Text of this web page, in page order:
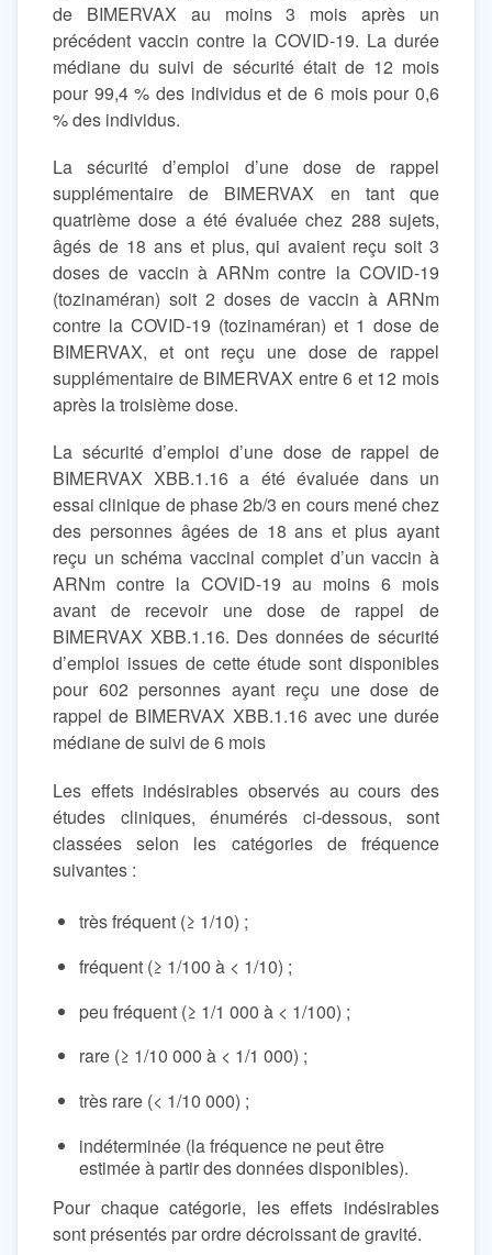
de BIMERVAX au moins 3 mois après un
précédent vaccin contre la COVID-19. La durée
médiane du suivi de sécurité était de 12 mois
pour 99,4 % des individus et de 6 mois pour 0,6
% des individus.
La sécurité d’emploi d’une dose de rappel
supplémentaire de BIMERVAX en tant que
quatrième dose a été évaluée chez 288 sujets,
âgés de 18 ans et plus, qui avaient reçu soit 3
doses de vaccin à ARNm contre la COVID-19
(tozinaméran) soit 2 doses de vaccin à ARNm
contre la COVID-19 (tozinaméran) et 1 dose de
BIMERVAX, et ont reçu une dose de rappel
supplémentaire de BIMERVAX entre 6 et 12 mois
après la troisième dose.
La sécurité d’emploi d’une dose de rappel de
BIMERVAX XBB.1.16 a été évaluée dans un
essai clinique de phase 2b/3 en cours mené chez
des personnes âgées de 18 ans et plus ayant
reçu un schéma vaccinal complet d’un vaccin à
ARNm contre la COVID-19 au moins 6 mois
avant de recevoir une dose de rappel de
BIMERVAX XBB.1.16. Des données de sécurité
d’emploi issues de cette étude sont disponibles
pour 602 personnes ayant reçu une dose de
rappel de BIMERVAX XBB.1.16 avec une durée
médiane de suivi de 6 mois
Les effets indésirables observés au cours des
études cliniques, énumérés ci-dessous, sont
classées selon les catégories de fréquence
suivantes :
très fréquent (≥ 1/10) ;
fréquent (≥ 1/100 à < 1/10) ;
peu fréquent (≥ 1/1 000 à < 1/100) ;
rare (≥ 1/10 000 à < 1/1 000) ;
très rare (< 1/10 000) ;
indéterminée (la fréquence ne peut être
estimée à partir des données disponibles).
Pour chaque catégorie, les effets indésirables
sont présentés par ordre décroissant de gravité.